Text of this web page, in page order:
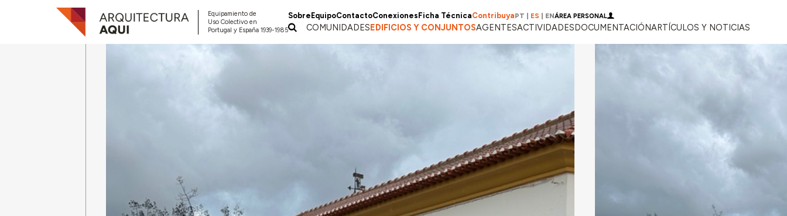
Equipamiento de
Uso Colectivo en
Portugal y España 1939-1985
Sobre EquipoContactoConexiones Ficha TécnicaContribuyaPT ES ENÁREA PERSONAL
COMUNIDADESEDIFICIOS Y CONJUNTOSAGENTESACTIVIDADESDOCUMENTACIÓNARTÍCULOS Y NOTICIAS